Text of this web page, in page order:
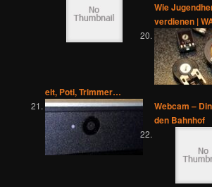
Wie
verdienen |
eit, Poti, Trimmer…
Webcam –
den Bahnhof